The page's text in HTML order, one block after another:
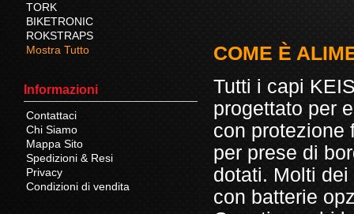
TORK
BIKETRONIC
ROKSTRAPS
Mostra Tutto
Informazioni
Contattaci
Chi Siamo
Mappa Sito
Spedizioni & Resi
Privacy
Condizioni di vendita
COME È
Tutti i capi
progettato per
con protezione
per prese di
dotati. Molti
con batterie